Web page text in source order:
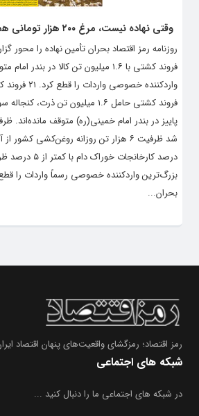
وقتی نهاده نیست، مرغ ۲۰۰ هزار تومانی هم آرزو می‌شود
فروند کشتی با ۱.۶ میلیون تن کالا در
فروند کشتی حامل ۱.۶ میلیون تن
پاییز در بندر امام خمینی(ره) متوقف
درصد کارخانجات
بزرگ‌ترین واردکننده خصوصی رسماً واردات را
بحران...
رمز اقتصاد؛ رمزگشای واقعیت‌های پنهان اقتصاد
شبکه های اجتماعی
در شبکه های اجتماعی ما را دنبال کنید ...